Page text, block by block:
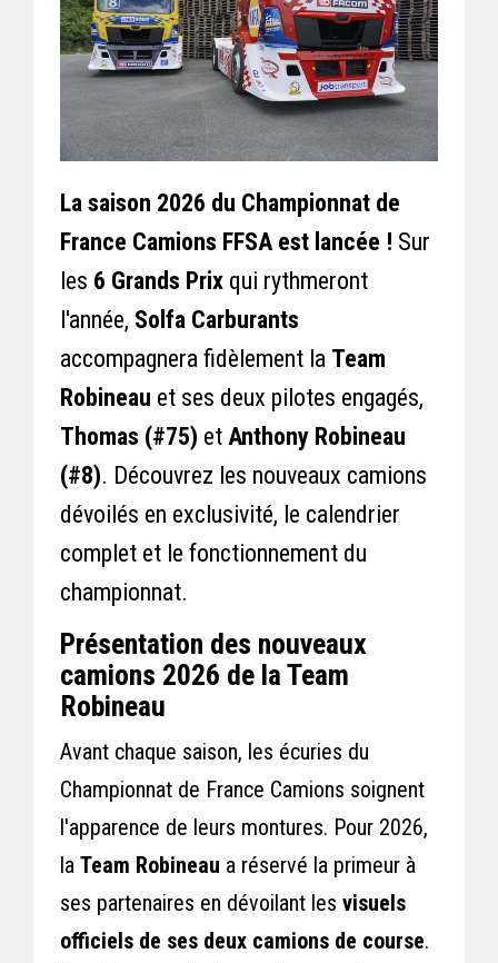
La saison 2026 du Championnat de
France Camions FFSA est lancée ! Sur
les 6 Grands Prix qui rythmeront
l'année, Solfa Carburants
accompagnera fidèlement la Team
Robineau et ses deux pilotes engagés,
Thomas (#75) et Anthony Robineau
(#8). Découvrez les nouveaux camions
dévoilés en exclusivité, le calendrier
complet et le fonctionnement du
championnat.
Présentation des nouveaux
camions 2026 de la Team
Robineau
Avant chaque saison, les écuries du
Championnat de France Camions soignent
l'apparence de leurs montures. Pour 2026,
la Team Robineau a réservé la primeur à
ses partenaires en dévoilant les visuels
officiels de ses deux camions de course.